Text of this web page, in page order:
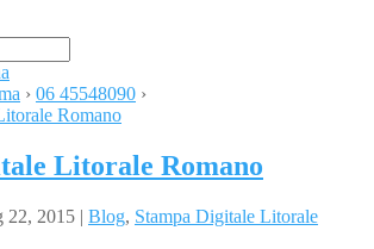
› 06 45548090 ›
Litorale Romano
22, 2015 | Blog, Stampa Digitale Litorale